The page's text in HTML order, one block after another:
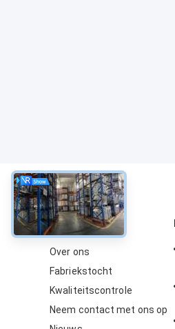
Over
Over ons
Fabriekstocht
Kwaliteitscontrole
Neem contact met ons op